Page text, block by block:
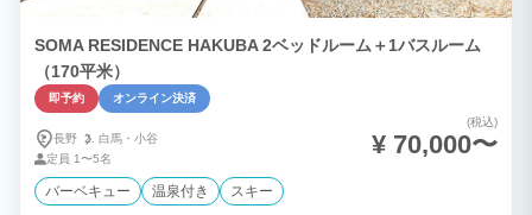
境）： 洋寝室にはベッド2台、和室には布団2組をご用意しています。和室では、日本
ざらし綿素材を使用しています。整いすぎたホテルリネンではなく、自然な肌触りと家
のような心地よさを大切にしています。 ⸻ 浴室・温泉・トイレ： 木曽檜を使用
した檜風呂です。 北アルプス・中房渓谷から引いた源泉を使用し、加水のみ行い、循
環や加温はせず掛け流しでご利用いただけます。 トイレは温水洗浄機能付きです。
⸻ リネン・アメニティ類： 館内着は、京都の生地屋によるガーゼ素材のものをご
用意しています。タオル類は、高級ホテル仕様の大判の今治タオルを採用しています。
シャンプー類は、京都発のオーガニックブランド「NEMOHAMO」を使用しています。
⸻ 庭・アウトドアリビング： 敷地約450㎡の庭には、地元の植物を中心に植栽を
施しています。 春は新緑、夏は深い緑、秋は紅葉、冬は雪景色と、四季ごとに異なる
表情を楽しめます。 アウトドアリビングでは、お茶を飲みながらゆっくり過ごした
SOMA RESIDENCE HAKUBA 2ベッドルーム＋1バスルーム
（170平米）
即予約 オンライン決済
長野 白馬・ 小谷
定員 1〜5名
(税込)
¥ 70,000〜
バーベキュー 温泉付き スキー